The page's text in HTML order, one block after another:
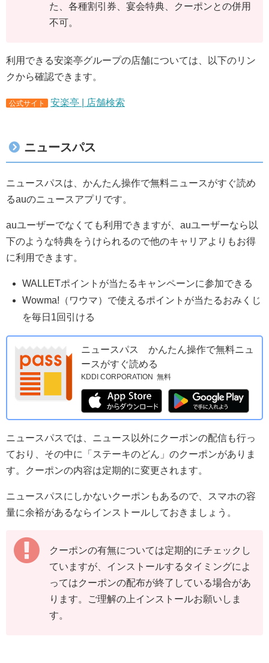
た、各種割引券、宴会特典、クーポンとの併用
不可。
利用できる安楽亭グループの店舗については、以下のリン
クから確認できます。
公式サイト 安楽亭 | 店舗検索
ニュースパス
ニュースパスは、かんたん操作で無料ニュースがすぐ読め
るauのニュースアプリです。
auユーザーでなくても利用できますが、auユーザーなら以
下のような特典をうけられるので他のキャリアよりもお得
に利用できます。
WALLETポイントが当たるキャンペーンに参加できる
Wowma!（ワウマ）で使えるポイントが当たるおみくじ
を毎日1回引ける
ニュースパス かんたん操作で無料ニュ
ースがすぐ読める
KDDI CORPORATION 無料
ニュースパスでは、ニュース以外にクーポンの配信も行っ
ており、その中に「ステーキのどん」のクーポンがありま
す。クーポンの内容は定期的に変更されます。
ニュースパスにしかないクーポンもあるので、スマホの容
量に余裕があるならインストールしておきましょう。
クーポンの有無については定期的にチェックし
ていますが、インストールするタイミングによ
ってはクーポンの配布が終了している場合があ
ります。ご理解の上インストールお願いしま
す。